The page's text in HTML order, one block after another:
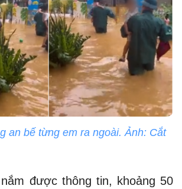
an bế từng em ra ngoài. Ảnh: Cắt
được thông tin, khoảng 50